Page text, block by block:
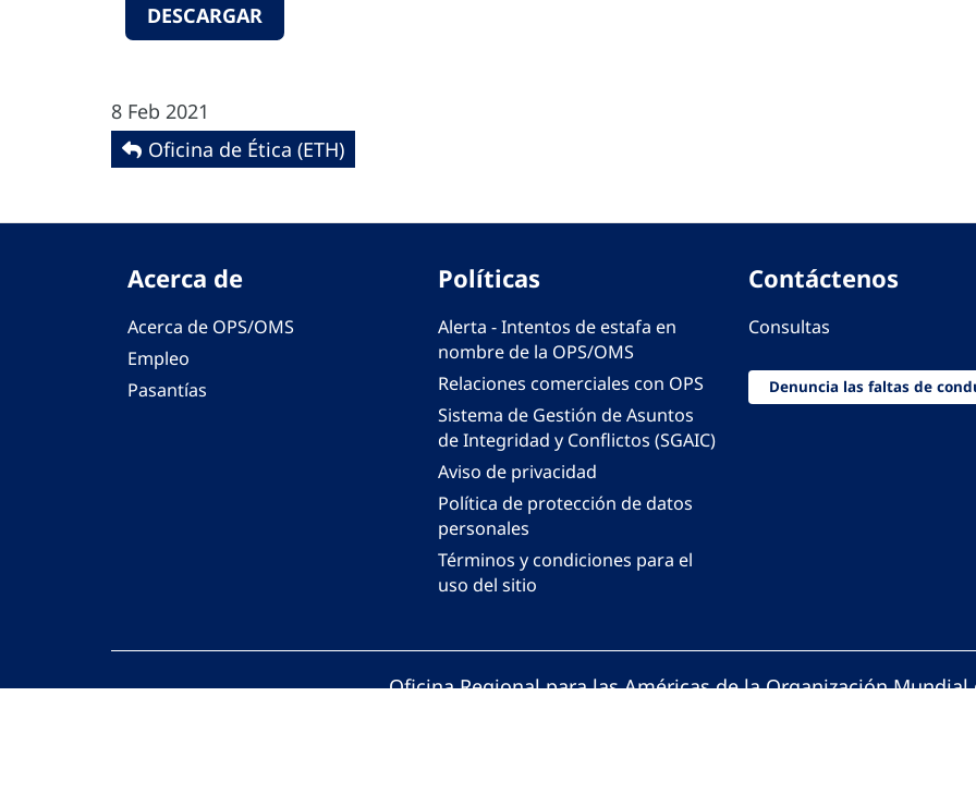
DESCARGAR
8 Feb 2021
Oficina de Ética (ETH)
Acerca de
Acerca de OPS/OMS
Empleo
Pasantías
Políticas
Alerta - Intentos de estafa en
nombre de la OPS/OMS
Relaciones comerciales con OPS
Sistema de Gestión de Asuntos
de Integridad y Conflictos (SGAIC)
Aviso de privacidad
Política de protección de datos
personales
Términos y condiciones para el
uso del sitio
Contáctenos
Consultas
Denuncia las faltas de
Oficina Regional para las Américas de la Organización Mundial